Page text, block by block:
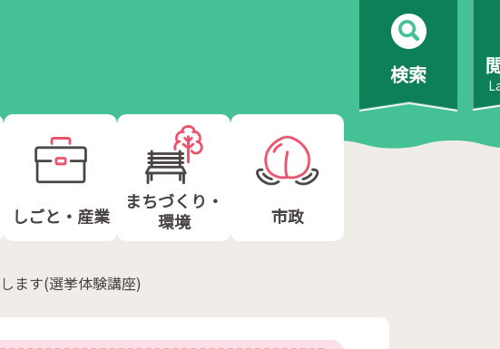
検索
しごと・産業
まちづくり・
環境
市政
ます(選挙体験講座)